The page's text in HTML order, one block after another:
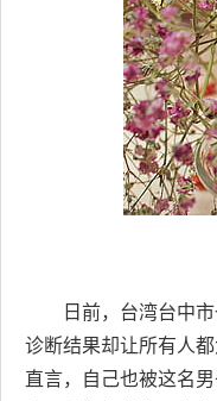
日前，台湾台中
诊断结果却让所有人
直言，自己也被这名